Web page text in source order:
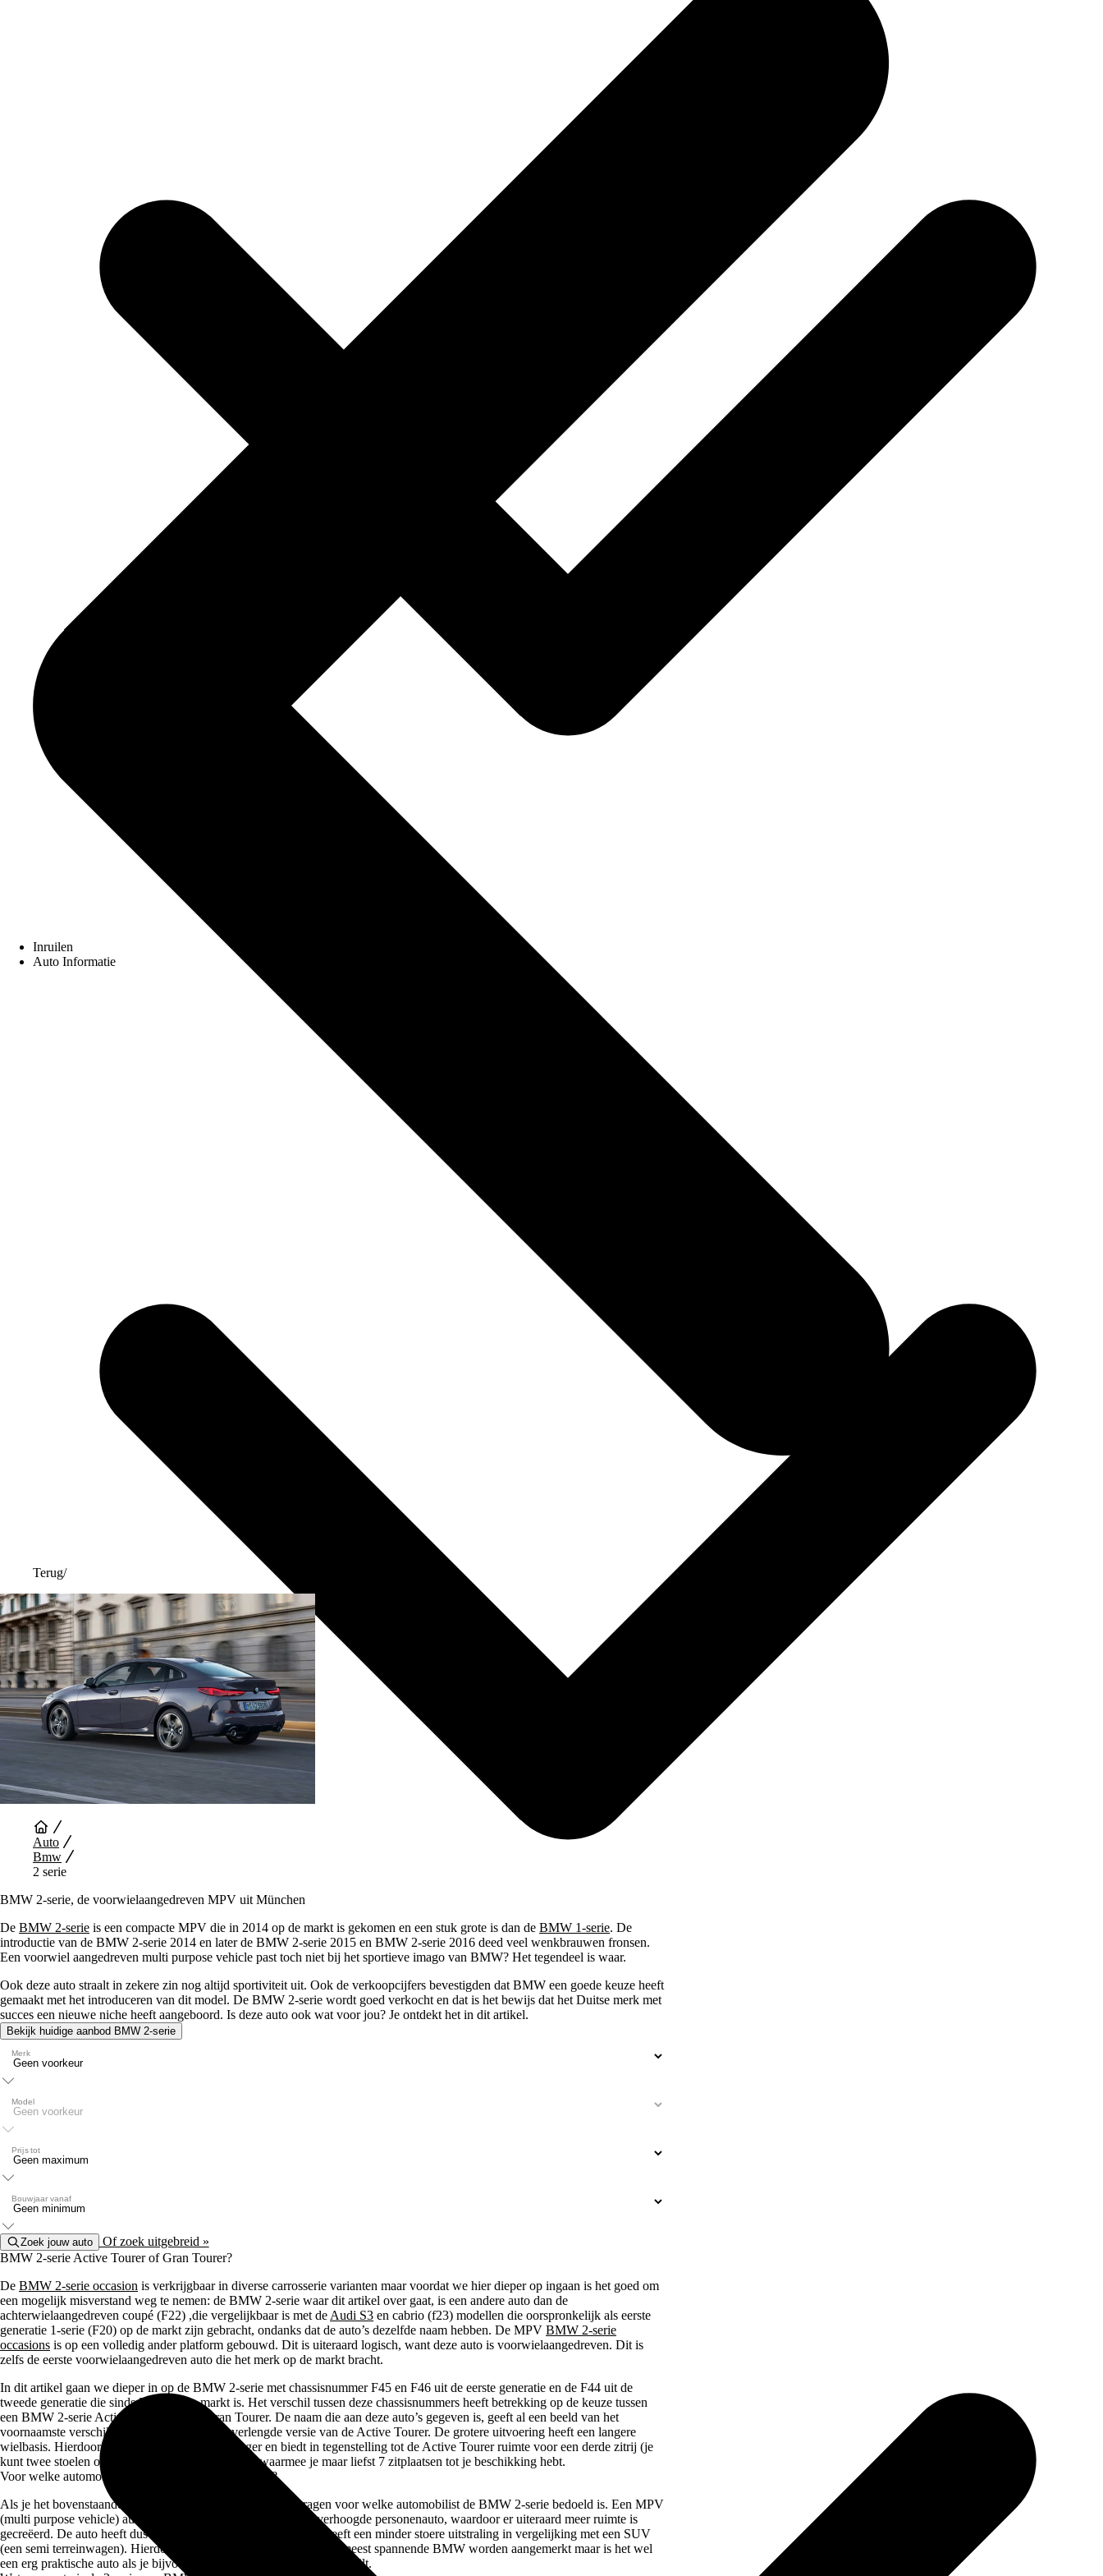
Inruilen
Auto Informatie
Terug/
Auto
Bmw
2 serie
BMW 2-serie, de voorwielaangedreven MPV uit München
De BMW 2-serie is een compacte MPV die in 2014 op de markt is gekomen en een stuk grote is dan de BMW 1-serie. De
introductie van de BMW 2-serie 2014 en later de BMW 2-serie 2015 en BMW 2-serie 2016 deed veel wenkbrauwen fronsen.
Een voorwiel aangedreven multi purpose vehicle past toch niet bij het sportieve imago van BMW? Het tegendeel is waar.
Ook deze auto straalt in zekere zin nog altijd sportiviteit uit. Ook de verkoopcijfers bevestigden dat BMW een goede keuze heeft
gemaakt met het introduceren van dit model. De BMW 2-serie wordt goed verkocht en dat is het bewijs dat het Duitse merk met
succes een nieuwe niche heeft aangeboord. Is deze auto ook wat voor jou? Je ontdekt het in dit artikel.
Bekijk huidige aanbod BMW 2-serie
Merk
Model
Prijs tot
Bouwjaar vanaf
Zoek jouw auto
Of zoek uitgebreid »
BMW 2-serie Active Tourer of Gran Tourer?
De BMW 2-serie occasion is verkrijgbaar in diverse carrosserie varianten maar voordat we hier dieper op ingaan is het goed om
een mogelijk misverstand weg te nemen: de BMW 2-serie waar dit artikel over gaat, is een andere auto dan de
achterwielaangedreven coupé (F22) ,die vergelijkbaar is met de Audi S3 en cabrio (f23) modellen die oorspronkelijk als eerste
generatie 1-serie (F20) op de markt zijn gebracht, ondanks dat de auto’s dezelfde naam hebben. De MPV BMW 2-serie
occasions is op een volledig ander platform gebouwd. Dit is uiteraard logisch, want deze auto is voorwielaangedreven. Dit is
zelfs de eerste voorwielaangedreven auto die het merk op de markt bracht.
In dit artikel gaan we dieper in op de BMW 2-serie met chassisnummer F45 en F46 uit de eerste generatie en de F44 uit de
tweede generatie die sinds 2019 op de markt is. Het verschil tussen deze chassisnummers heeft betrekking op de keuze tussen
een BMW 2-serie Active Tourer of een Gran Tourer. De naam die aan deze auto’s gegeven is, geeft al een beeld van het
voornaamste verschil: de Gran Tourer is een verlengde versie van de Active Tourer. De grotere uitvoering heeft een langere
wielbasis. Hierdoor is de auto 22 centimeter langer en biedt in tegenstelling tot de Active Tourer ruimte voor een derde zitrij (je
kunt twee stoelen opklappen vanuit de kofferbak) waarmee je maar liefst 7 zitplaatsen tot je beschikking hebt.
Voor welke automobilist is de BMW 2-serie bedoeld?
Als je het bovenstaande leest, zul je jezelf ongetwijfeld afvragen voor welke automobilist de BMW 2-serie bedoeld is. Een MPV
(multi purpose vehicle) auto kan worden gezien als een soort verhoogde personenauto, waardoor er uiteraard meer ruimte is
gecreëerd. De auto heeft dus een vrij vierkante vormgeving en heeft een minder stoere uitstraling in vergelijking met een SUV
(een semi terreinwagen). Hierdoor kan deze auto zeker niet als de meest spannende BMW worden aangemerkt maar is het wel
een erg praktische auto als je bijvoorbeeld met je gezin op vakantie wilt.